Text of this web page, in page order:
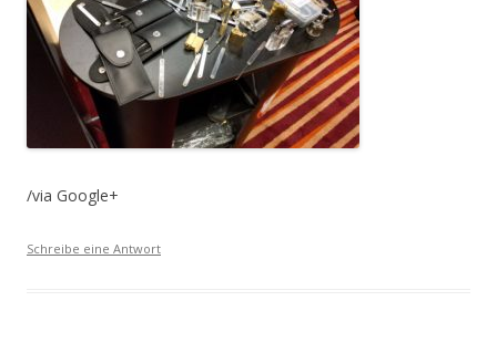
/via Google+
Schreibe eine Antwort